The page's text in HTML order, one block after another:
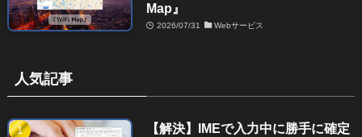
Map』
2026/07/31 Webサービス
人気記事
【解決】IMEで入力中に勝手に確定